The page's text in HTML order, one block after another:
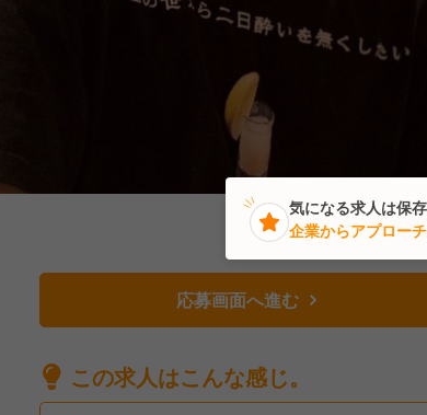
応募画面へ進む
この求人はこんな感じ。
気になる求人は保存
企業からアプローチ